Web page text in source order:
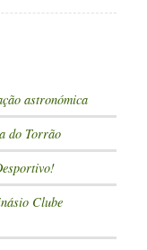
astronómica
do Torrão
Clube